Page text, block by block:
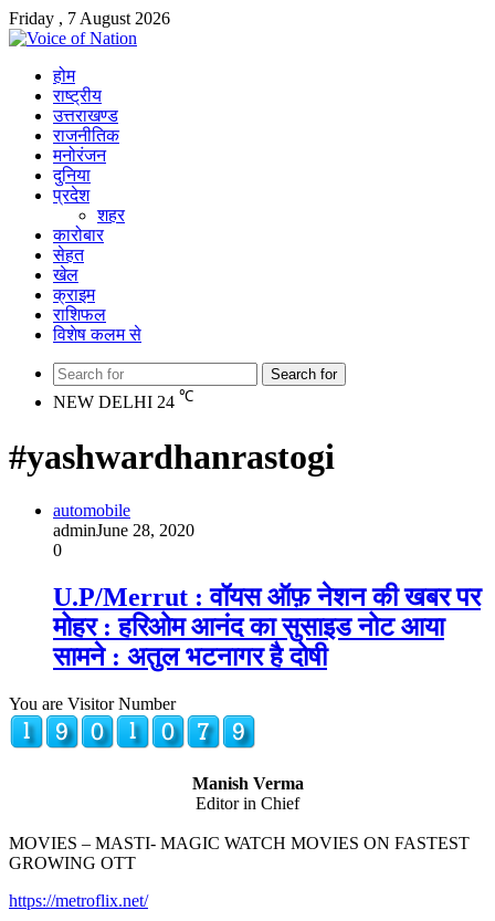
Friday , 7 August 2026
होम
राष्ट्रीय
उत्तराखण्ड
राजनीतिक
मनोरंजन
दुनिया
प्रदेश
शहर
कारोबार
सेहत
खेल
क्राइम
राशिफल
विशेष कलम से
Search for
NEW DELHI 24 ℃
#yashwardhanrastogi
automobile
adminJune 28, 2020
0
U.P/Merrut : वॉयस ऑफ़ नेशन की खबर पर
मोहर : हरिओम आनंद का सुसाइड नोट आया
सामने : अतुल भटनागर है दोषी
You are Visitor Number
Manish Verma
Editor in Chief
MOVIES – MASTI- MAGIC WATCH MOVIES ON FASTEST
GROWING OTT
https://metroflix.net/